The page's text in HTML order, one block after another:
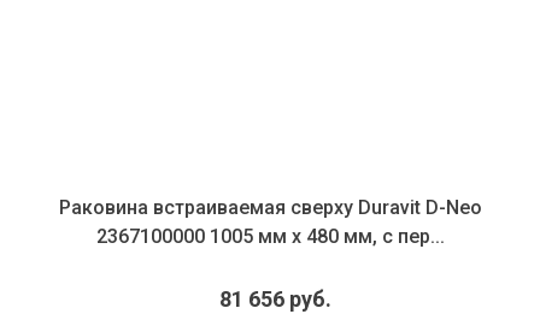
Раковина встраиваемая сверху Duravit D-Neo
2367100000 1005 мм х 480 мм, с пер...
81 656 руб.